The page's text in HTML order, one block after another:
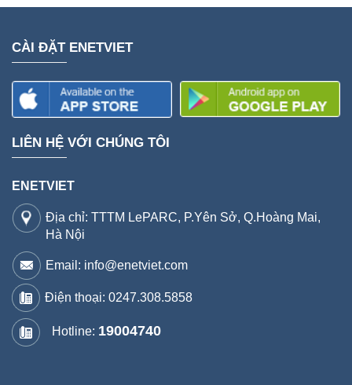
CÀI ĐẶT ENETVIET
LIÊN HỆ VỚI CHÚNG TÔI
ENETVIET
Địa chỉ: TTTM LePARC, P.Yên Sở, Q.Hoàng Mai,
Hà Nội
Email: info@enetviet.com
Điện thoại: 0247.308.5858
Hotline: 19004740